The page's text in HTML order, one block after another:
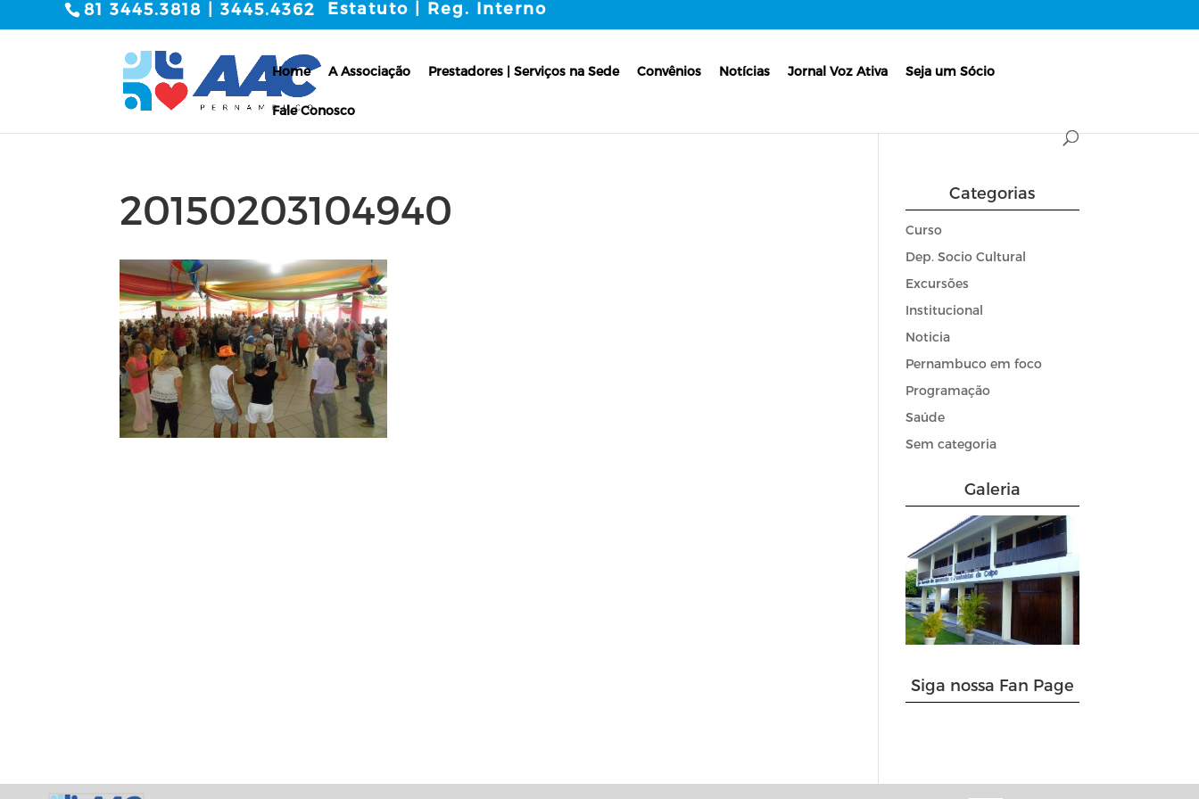
81 3445.3818 | 3445.4362 Estatuto | Reg. Interno
Home A Associação Prestadores | Serviços na Sede Convênios Notícias Jornal Voz Ativa Seja um Sócio
Fale Conosco
20150203104940 Categorias
Curso
Dep. Socio Cultural
Excursões
Institucional
Noticia
Pernambuco em foco
Programação
Saúde
Sem categoria
Galeria
Siga nossa Fan Page